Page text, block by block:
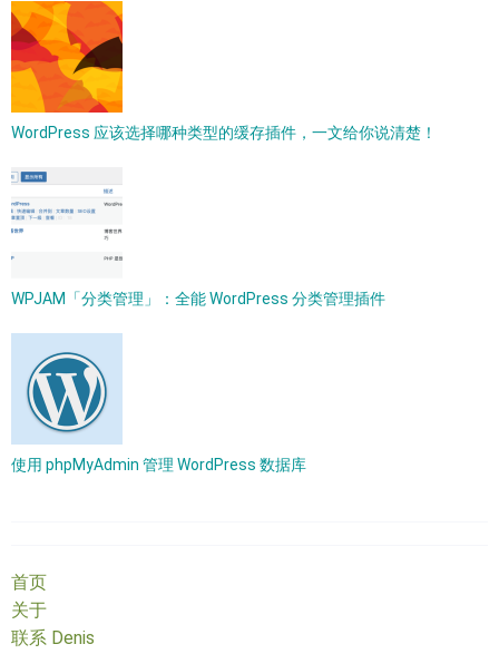
WordPress 应该选择哪种类型的缓存插件，一文给你说清楚！
WPJAM「分类管理」：全能 WordPress 分类管理插件
使用 phpMyAdmin 管理 WordPress 数据库
首页
关于
联系 Denis